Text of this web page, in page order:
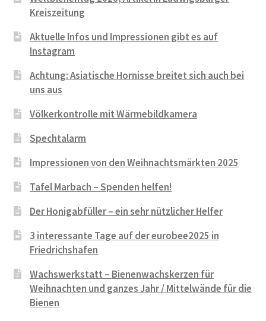
Kreiszeitung
Aktuelle Infos und Impressionen gibt es auf
Instagram
Achtung: Asiatische Hornisse breitet sich auch bei
uns aus
Völkerkontrolle mit Wärmebildkamera
Spechtalarm
Impressionen von den Weihnachtsmärkten 2025
Tafel Marbach – Spenden helfen!
Der Honigabfüller – ein sehr nützlicher Helfer
3 interessante Tage auf der eurobee2025 in
Friedrichshafen
Wachswerkstatt – Bienenwachskerzen für
Weihnachten und ganzes Jahr / Mittelwände für die
Bienen